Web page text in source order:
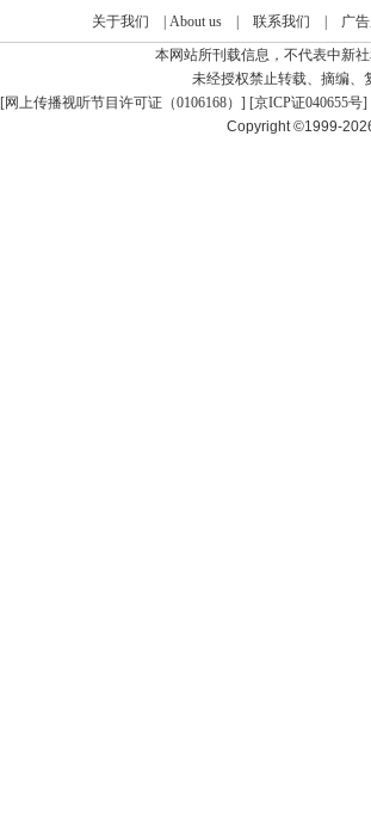
关于我们 About us| 联系我们
广
本网站所刊载信息，不代表中新
未经授权禁止转载、摘编、
[网上传播视听节目许可证（0106168） ] [京ICP证040655号]
Copyright ©1999-